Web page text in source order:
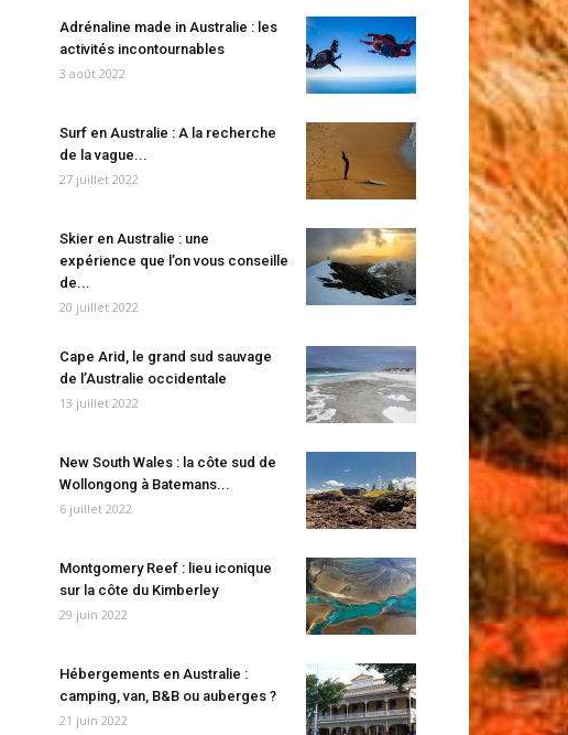
Adrénaline made in Australie : les
activités incontournables
3 août 2022
Surf en Australie : A la recherche
de la vague...
27 juillet 2022
Skier en Australie : une
expérience que l’on vous conseille
de...
20 juillet 2022
Cape Arid, le grand sud sauvage
de l’Australie occidentale
13 juillet 2022
New South Wales : la côte sud de
Wollongong à Batemans...
6 juillet 2022
Montgomery Reef : lieu iconique
sur la côte du Kimberley
29 juin 2022
Hébergements en Australie :
camping, van, B&B ou auberges ?
21 juin 2022